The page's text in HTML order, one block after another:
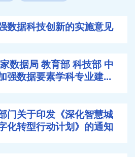
数据科技创新的实施意见
数据局 教育部 科技部 中
强数据要素学科专业建...
门关于印发《深化智慧城
化转型行动计划》的通知